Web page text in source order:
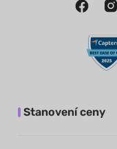
Stanovení ceny